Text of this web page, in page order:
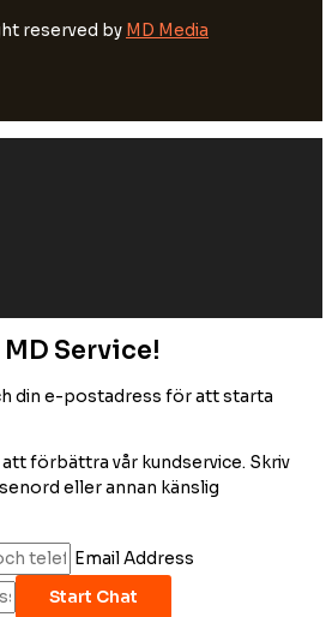
reserved by MD Media
Service!
din e-postadress för att starta
förbättra vår kundservice. Skriv
eller annan känslig
Email Address
Start Chat